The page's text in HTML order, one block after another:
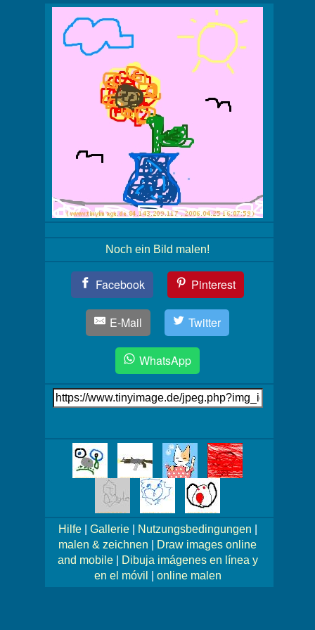
Noch ein Bild malen!
Facebook Pinterest
E-Mail Twitter
WhatsApp
Link
auf's
Bilder!
Hilfe| Gallerie| Nutzungsbedingungen
malen & zeichnen
Draw images online
and mobile|
Dibuja imágenes en línea y
en el móvil
online malen